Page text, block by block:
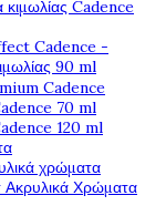
Cadence
Cadence -
90 ml
Cadence
70 ml
120 ml
χρώματα
Χρώματα